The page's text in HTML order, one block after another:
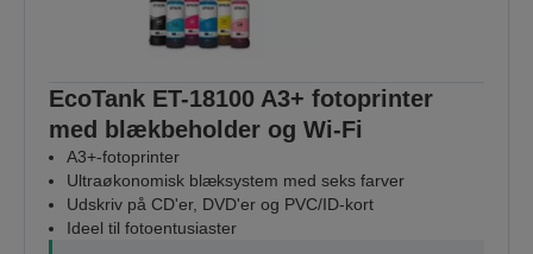
EcoTank ET-18100 A3+ fotoprinter
med blækbeholder og Wi-Fi
A3+-fotoprinter
Ultraøkonomisk blæksystem med seks farver
Udskriv på CD'er, DVD'er og PVC/ID-kort
Ideel til fotoentusiaster